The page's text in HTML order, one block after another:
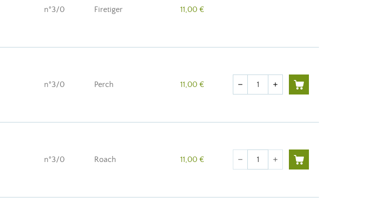
n°3/0 Firetiger 11,00 €
n°3/0 Perch 11,00 € Quantité
remove add
n°3/0 Roach 11,00 € Quantité
remove add